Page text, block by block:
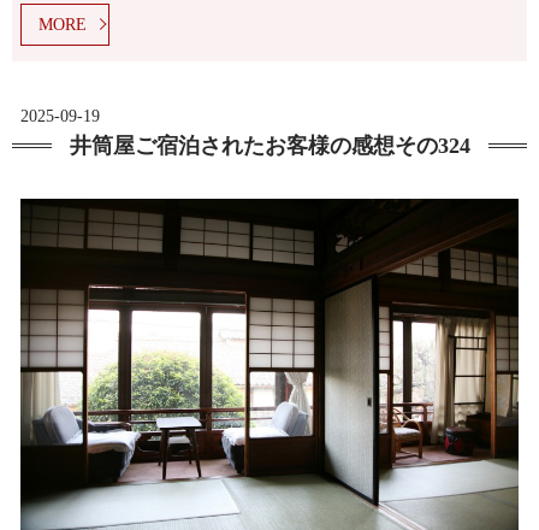
MORE
2025-09-19
井筒屋ご宿泊されたお客様の感想その324